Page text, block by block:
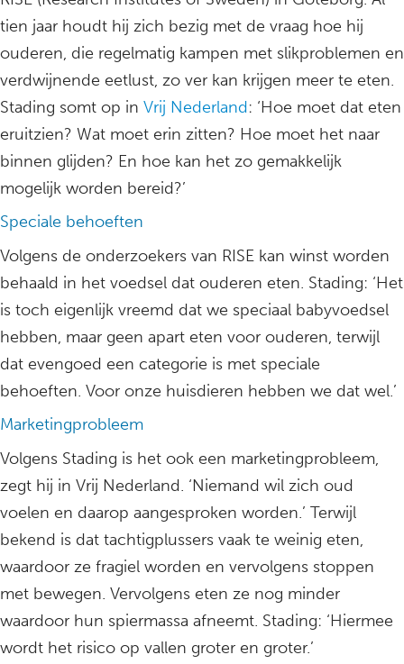
tien jaar houdt hij zich bezig met de vraag hoe hij
ouderen, die regelmatig kampen met slikproblemen en
verdwijnende eetlust, zo ver kan krijgen meer te eten.
Stading somt op in Vrij Nederland: ‘Hoe moet dat eten
eruitzien? Wat moet erin zitten? Hoe moet het naar
binnen glijden? En hoe kan het zo gemakkelijk
mogelijk worden bereid?’
Speciale behoeften
Volgens de onderzoekers van RISE kan winst worden
behaald in het voedsel dat ouderen eten. Stading: ‘Het
is toch eigenlijk vreemd dat we speciaal babyvoedsel
hebben, maar geen apart eten voor ouderen, terwijl
dat evengoed een categorie is met speciale
behoeften. Voor onze huisdieren hebben we dat wel.’
Marketingprobleem
Volgens Stading is het ook een marketingprobleem,
zegt hij in Vrij Nederland. ‘Niemand wil zich oud
voelen en daarop aangesproken worden.’ Terwijl
bekend is dat tachtigplussers vaak te weinig eten,
waardoor ze fragiel worden en vervolgens stoppen
met bewegen. Vervolgens eten ze nog minder
waardoor hun spiermassa afneemt. Stading: ‘Hiermee
wordt het risico op vallen groter en groter.’